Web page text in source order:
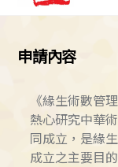
申請內容
《緣生術數管
熱心研究中華
同成立，是緣
成立之主要目的